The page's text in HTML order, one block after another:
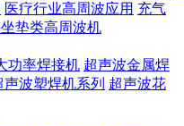
医疗行业高周波应用 充气
垫类高周波机
功率焊接机 超声波金属焊
声波塑焊机系列 超声波花